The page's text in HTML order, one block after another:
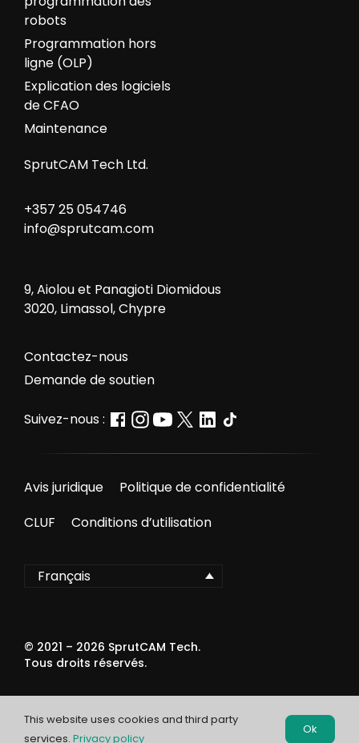
robots
Programmation hors
ligne (OLP)
Explication des logiciels
de CFAO
Maintenance
SprutCAM Tech Ltd.
+357 25 054746
info@sprutcam.com
9, Aiolou et Panagioti Diomidous
3020, Limassol, Chypre
Contactez-nous
Demande de soutien
Suivez-nous :
Avis juridique
Politique de confidentialité
CLUF
Conditions d’utilisation
Français
© 2021 – 2026 SprutCAM Tech.
Tous droits réservés.
This website uses cookies and third party
services. Privacy policy
Ok